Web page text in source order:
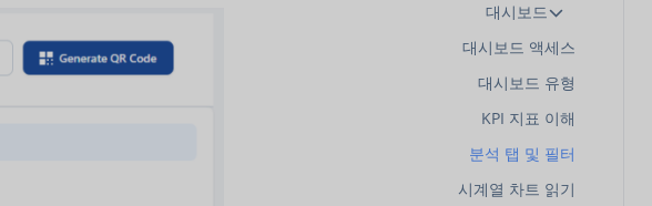
대시보드
대시보드 액세스
대시보드 유형
KPI 지표 이해
분석 탭 및 필터
시계열 차트 읽기